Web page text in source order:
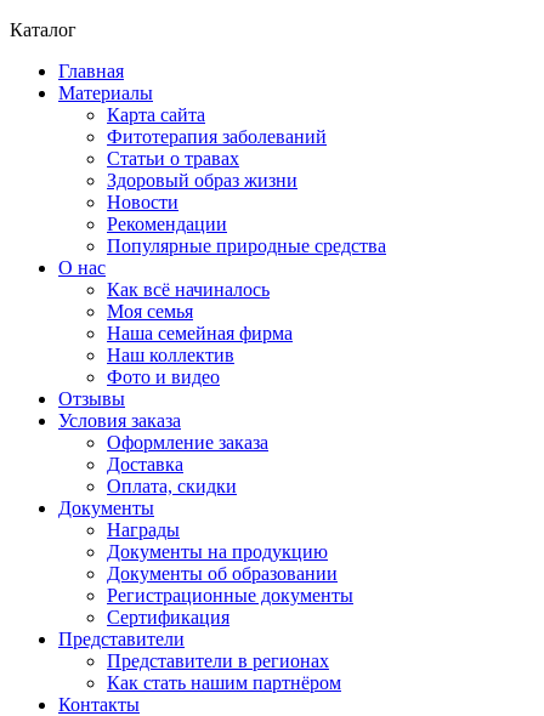
Каталог
Главная
Материалы
Карта сайта
Фитотерапия заболеваний
Статьи о травах
Здоровый образ жизни
Новости
Рекомендации
Популярные природные средства
О нас
Как всё начиналось
Моя семья
Наша семейная фирма
Наш коллектив
Фото и видео
Отзывы
Условия заказа
Оформление заказа
Доставка
Оплата, скидки
Документы
Награды
Документы на продукцию
Документы об образовании
Регистрационные документы
Сертификация
Представители
Представители в регионах
Как стать нашим партнёром
Контакты